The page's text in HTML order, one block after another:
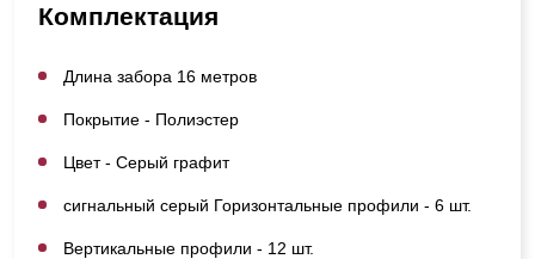
Комплектация
Длина забора 16 метров
Покрытие - Полиэстер
Цвет - Серый графит
сигнальный серый Горизонтальные профили - 6 шт.
Вертикальные профили - 12 шт.